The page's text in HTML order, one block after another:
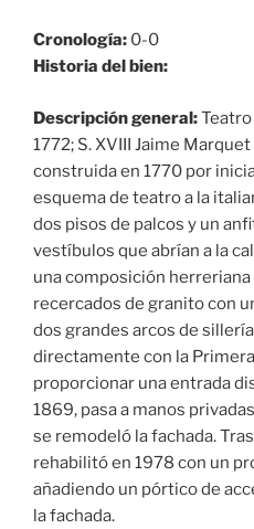
Cronología: 0-0
Historia del bien:
Descripción general:
1772; S. XVIII Jaime
construida en 1770 por
esquema de teatro a la
dos pisos de palcos y un
vestíbulos que abrían a la
una composición
recercados de granito con
dos grandes arcos de
directamente con la
proporcionar una entrada
1869, pasa a manos
se remodeló la fachada.
rehabilitó en 1978 con un
añadiendo un pórtico de
la fachada.